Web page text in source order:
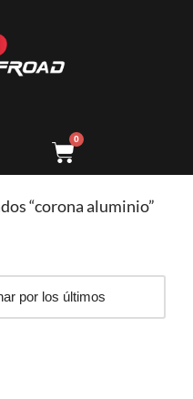
0
“corona aluminio”